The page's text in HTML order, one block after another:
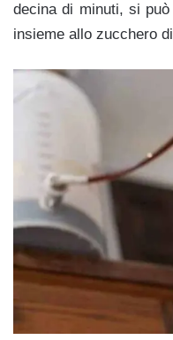
decina di minuti, si
insieme allo zucchero